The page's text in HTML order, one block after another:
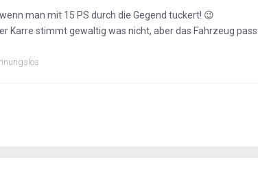
man mit 15 PS durch die Gegend tuckert! 😉
Karre stimmt gewaltig was nicht, aber das Fahrzeug